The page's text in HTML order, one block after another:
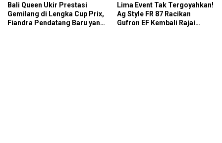
Bali Queen Ukir Prestasi
Gemilang di Lengka Cup Prix,
Fiandra Pendatang Baru yang
Lima Event Tak Tergoyahkan!
Ag Style FR 87 Racikan
Gufron EF Kembali Rajai